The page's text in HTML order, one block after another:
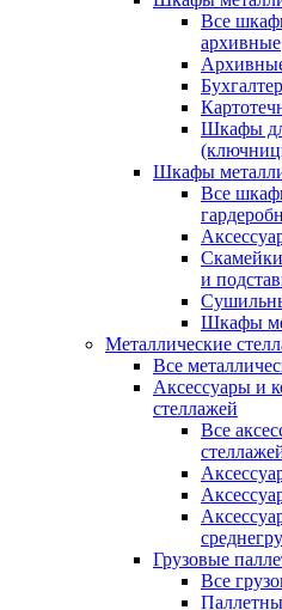
Все
архивные
Шкафы
Шкафы
Все
и
Шкафы
Металлические
Все
Аксессуары и
стеллажей
Все
Грузовые
Все